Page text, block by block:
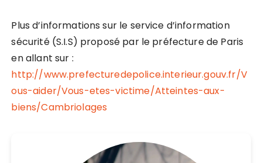
Plus d’informations sur le service d’information
sécurité (S.I.S) proposé par le préfecture de Paris
en allant sur :
http://www.prefecturedepolice.interieur.gouv.fr/V
ous-aider/Vous-etes-victime/Atteintes-aux-
biens/Cambriolages